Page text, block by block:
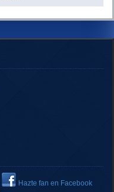
Hazte fan en Facebook